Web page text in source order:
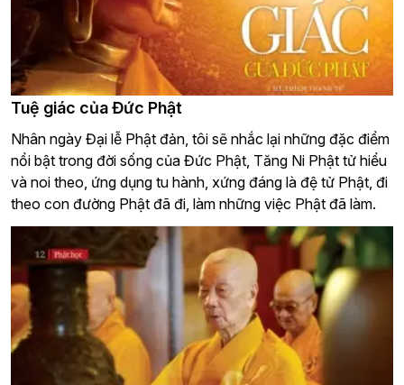
Tuệ giác của Đức Phật
Nhân ngày Đại lễ Phật đản, tôi sẽ nhắc lại những đặc điểm
nổi bật trong đời sống của Đức Phật, Tăng Ni Phật tử hiểu
và noi theo, ứng dụng tu hành, xứng đáng là đệ tử Phật, đi
theo con đường Phật đã đi, làm những việc Phật đã làm.